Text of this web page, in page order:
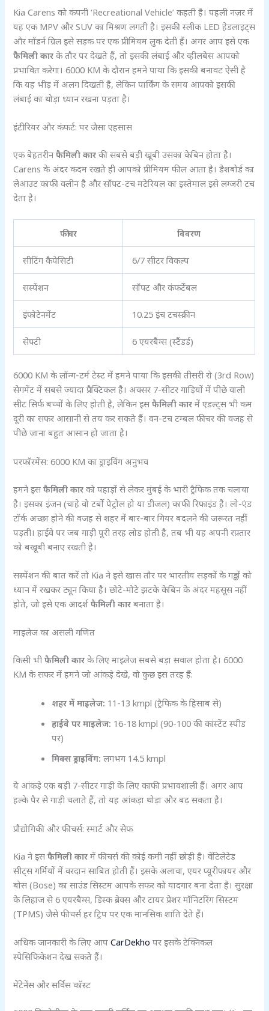
Kia Carens को कंपनी ‘Recreational Vehicle’ कहती है। पहली नज़र में
यह एक MPV और SUV का मिश्रण लगती है। इसकी स्लीक LED हेडलाइट्स
और मॉडर्न ग्रिल इसे सड़क पर एक प्रीमियम लुक देती हैं। अगर आप इसे एक
फैमिली कार के तौर पर देखते हैं, तो इसकी लंबाई और व्हीलबेस आपको
प्रभावित करेगा। 6000 KM के दौरान हमने पाया कि इसकी बनावट ऐसी है
कि यह भीड़ में अलग दिखती है, लेकिन पार्किंग के समय आपको इसकी
लंबाई का थोड़ा ध्यान रखना पड़ता है।
इंटीरियर और कंफर्ट: घर जैसा एहसास
एक बेहतरीनफैमिली कार की सबसे बड़ी खूबी उसका केबिन होता है।
Carens के अंदर कदम रखते ही आपको प्रीमियम फील आता है। डैशबोर्ड का
लेआउट काफी क्लीन है और सॉफ्ट-टच मटेरियल का इस्तेमाल इसे लग्जरी टच
देता है।
फीचर विवरण
सीटिंग कैपेसिटी 6/7 सीटर विकल्प
सस्पेंशन सॉफ्ट और कंफर्टेबल
इंफोटेनमेंट 10.25 इंच टचस्क्रीन
सेफ्टी 6 एयरबैग्स (स्टैंडर्ड)
6000 KM के लॉन्ग-टर्म टेस्ट में हमने पाया कि इसकी तीसरी रो (3rd Row)
सेगमेंट में सबसे ज्यादा प्रैक्टिकल है। अक्सर 7-सीटर गाड़ियों में पीछे वाली
सीट सिर्फ बच्चों के लिए होती है, लेकिन इसफैमिली कार में एडल्ट्स भी कम
दूरी का सफर आसानी से तय कर सकते हैं। वन-टच टम्बल फीचर की वजह से
पीछे जाना बहुत आसान हो जाता है।
परफॉरमेंस: 6000 KM का ड्राइविंग अनुभव
हमने इसफैमिली कार को पहाड़ों से लेकर मुंबई के भारी ट्रैफिक तक चलाया
है। इसका इंजन (चाहे वो टर्बो पेट्रोल हो या डीजल) काफी रिफाइंड है। लो-एंड
टॉर्क अच्छा होने की वजह से शहर में बार-बार गियर बदलने की जरूरत नहीं
पड़ती। हाईवे पर जब गाड़ी पूरी तरह लोड होती है, तब भी यह अपनी रफ़्तार
को बखूबी बनाए रखती है।
सस्पेंशन की बात करें तो Kia ने इसे खास तौर पर भारतीय सड़कों के गड्ढों को
ध्यान में रखकर ट्यून किया है। छोटे-मोटे झटके केबिन के अंदर महसूस नहीं
होते, जो इसे एक आदर्शफैमिली कार बनाता है।
माइलेज का असली गणित
किसी भीफैमिली कार के लिए माइलेज सबसे बड़ा सवाल होता है। 6000
KM के सफर में हमने जो आंकड़े देखे, वो कुछ इस तरह हैं:
शहर में माइलेज: 11-13 kmpl (ट्रैफिक के हिसाब से)
हाईवे पर माइलेज: 16-18 kmpl (90-100 की कांस्टेंट स्पीड
पर)
मिक्स ड्राइविंग: लगभग 14.5 kmpl
ये आंकड़े एक बड़ी 7-सीटर गाड़ी के लिए काफी प्रभावशाली हैं। अगर आप
हल्के पैर से गाड़ी चलाते हैं, तो यह आंकड़ा थोड़ा और बढ़ सकता है।
प्रौद्योगिकी और फीचर्स: स्मार्ट और सेफ
Kia ने इसफैमिली कार में फीचर्स की कोई कमी नहीं छोड़ी है। वेंटिलेटेड
सीट्स गर्मियों में वरदान साबित होती हैं। इसके अलावा, एयर प्यूरीफायर और
बोस (Bose) का साउंड सिस्टम आपके सफर को यादगार बना देता है। सुरक्षा
के लिहाज से 6 एयरबैग्स, डिस्क ब्रेक्स और टायर प्रेशर मॉनिटरिंग सिस्टम
(TPMS) जैसे फीचर्स हर ट्रिप पर एक मानसिक शांति देते हैं।
अधिक जानकारी के लिए आपCarDekho पर इसके टेक्निकल
स्पेसिफिकेशन देख सकते हैं।
मेंटेनेंस और सर्विस कॉस्ट